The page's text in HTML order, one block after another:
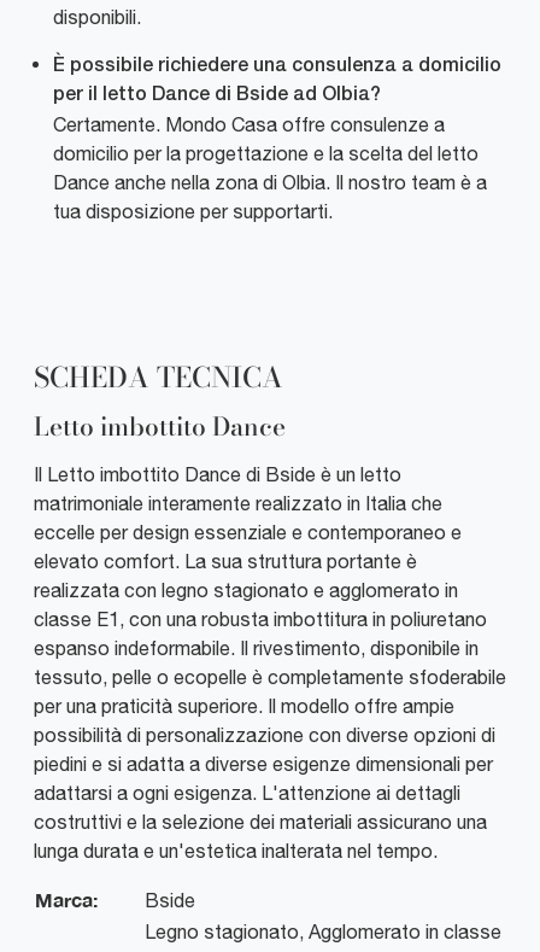
disponibili.
È possibile richiedere una consulenza a domicilio
per il letto Dance di Bside ad Olbia?
Certamente. Mondo Casa offre consulenze a
domicilio per la progettazione e la scelta del letto
Dance anche nella zona di Olbia. Il nostro team è a
tua disposizione per supportarti.
SCHEDA TECNICA
Letto imbottito Dance
Il Letto imbottito Dance di Bside è un letto
matrimoniale interamente realizzato in Italia che
eccelle per design essenziale e contemporaneo e
elevato comfort. La sua struttura portante è
realizzata con legno stagionato e agglomerato in
classe E1, con una robusta imbottitura in poliuretano
espanso indeformabile. Il rivestimento, disponibile in
tessuto, pelle o ecopelle è completamente sfoderabile
per una praticità superiore. Il modello offre ampie
possibilità di personalizzazione con diverse opzioni di
piedini e si adatta a diverse esigenze dimensionali per
adattarsi a ogni esigenza. L'attenzione ai dettagli
costruttivi e la selezione dei materiali assicurano una
lunga durata e un'estetica inalterata nel tempo.
Marca:
Bside
Legno stagionato, Agglomerato in classe